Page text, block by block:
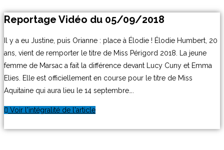
Reportage Vidéo du 05/09/2018
Il y a eu Justine, puis Orianne : place à Élodie ! Élodie Humbert, 20
ans, vient de remporter le titre de Miss Périgord 2018. La jeune
femme de Marsac a fait la différence devant Lucy Cuny et Emma
Elies. Elle est officiellement en course pour le titre de Miss
Aquitaine qui aura lieu le 14 septembre….
Voir l'intégralité de l'article